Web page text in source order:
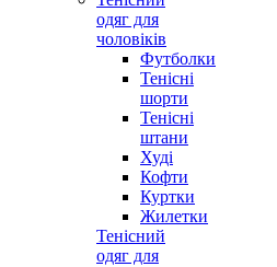
одяг для
чоловіків
Футболки
Тенісні
шорти
Тенісні
штани
Худі
Кофти
Куртки
Жилетки
Тенісний
одяг для